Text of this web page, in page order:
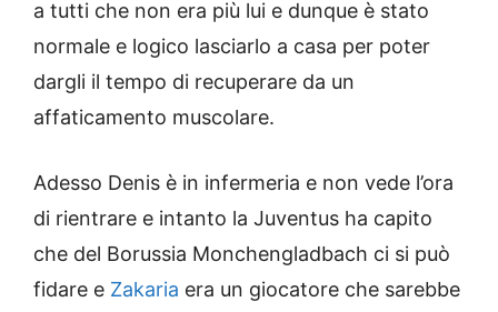
a tutti che non era più lui e dunque è stato
normale e logico lasciarlo a casa per poter
dargli il tempo di recuperare da un
affaticamento muscolare.
Adesso Denis è in infermeria e non vede l’ora
di rientrare e intanto la Juventus ha capito
che del Borussia Monchengladbach ci si può
fidare e Zakaria era un giocatore che sarebbe